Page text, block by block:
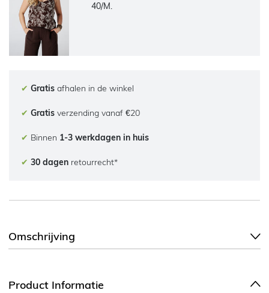
40/M.
✔ Gratis afhalen in de winkel
✔ Gratis verzending vanaf €20
✔ Binnen 1-3 werkdagen in huis
✔ 30 dagen retourrecht*
Omschrijving
Product Informatie